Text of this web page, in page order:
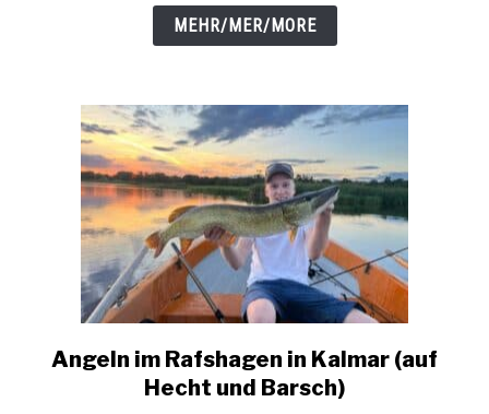
og
MEHR/MER/MORE
link
to
Angeln im Rafshagen in Kalmar (auf
Hecht und Barsch)